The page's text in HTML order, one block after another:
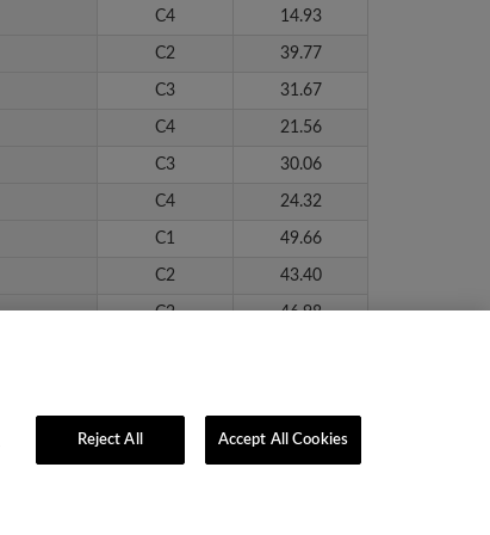
C4 14.93
C2 39.77
C3 31.67
C4 21.56
C3 30.06
C4 24.32
C1 49.66
C2 43.40
C2 46.98
Reject All Accept All Cookies